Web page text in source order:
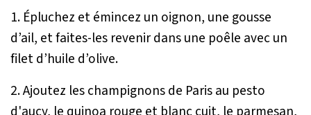
1. Épluchez et émincez un oignon, une gousse
d’ail, et faites-les revenir dans une poêle avec un
filet d’huile d’olive.
2. Ajoutez les champignons de Paris au pesto